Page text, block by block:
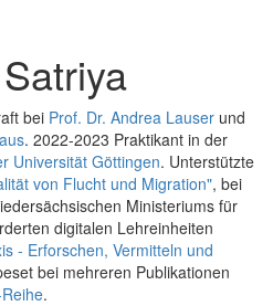
bei Prof. Dr. Andrea Lauser und
. 2022-2023 Praktikant in der
Universität Göttingen. Unterstützte
von Flucht und Migration", bei
Ministeriums für
digitalen Lehreinheiten
- Erforschen, Vermitteln und
bei mehreren Publikationen
.